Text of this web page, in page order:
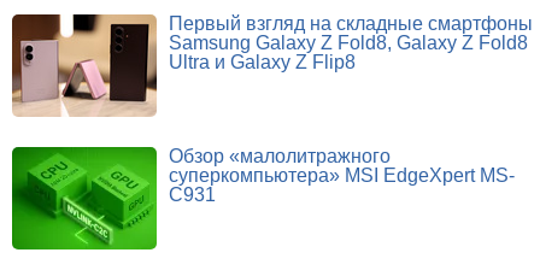
Первый взгляд на складные смартфоны
Samsung Galaxy Z Fold8, Galaxy Z Fold8
Ultra и Galaxy Z Flip8
Обзор «малолитражного
суперкомпьютера» MSI EdgeXpert MS-
C931